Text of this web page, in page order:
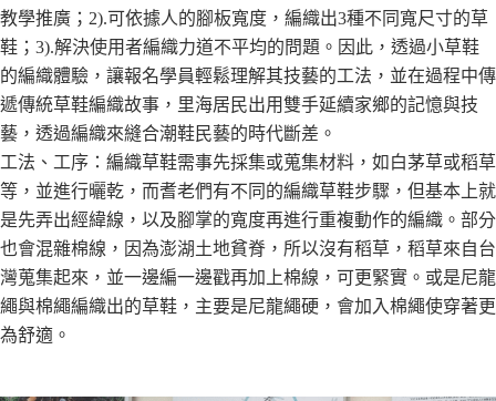
教學推廣；2).可依據人的腳板寬度，編織出3種不同寬尺寸的草
鞋；3).解決使用者編織力道不平均的問題。因此，透過小草鞋
的編織體驗，讓報名學員輕鬆理解其技藝的工法，並在過程中傳
遞傳統草鞋編織故事，里海居民出用雙手延續家鄉的記憶與技
藝，透過編織來縫合潮鞋民藝的時代斷差。
工法、工序：編織草鞋需事先採集或蒐集材料，如白茅草或稻草
等，並進行曬乾，而耆老們有不同的編織草鞋步驟，但基本上就
是先弄出經緯線，以及腳掌的寬度再進行重複動作的編織。部分
也會混雜棉線，因為澎湖土地貧脊，所以沒有稻草，稻草來自台
灣蒐集起來，並一邊編一邊戳再加上棉線，可更緊實。或是尼龍
繩與棉繩編織出的草鞋，主要是尼龍繩硬，會加入棉繩使穿著更
為舒適。